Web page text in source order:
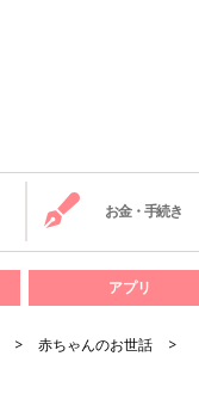
お金・手続き
アプリ
赤ちゃんのお世話